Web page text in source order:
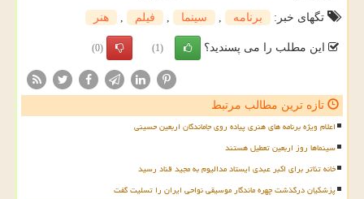
تگهای خبر:
برنامه سینما فیلم هنر
این مطلب را می پسندید؟ (1)
(0)
تازه ترین مطالب مرتبط
اعلام ویژه برنامه های هنری پیاده روی جاماندگان اربعین حسینی
سینماها روز اربعین تعطیل هستند
خانه تئاتر برای اکبر عبدی ایستاد مدالیوم به مجید قناد رسید
پزشکیان درگذشت چهره ماندگار موسیقی نواحی ایران را تسلیت گفت